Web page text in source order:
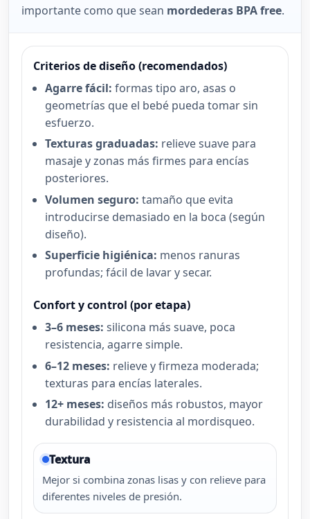
importante como que sean mordederas BPA free.
Criterios de diseño (recomendados)
Agarre fácil: formas tipo aro, asas o
geometrías que el bebé pueda tomar sin
esfuerzo.
Texturas graduadas: relieve suave para
masaje y zonas más firmes para encías
posteriores.
Volumen seguro: tamaño que evita
introducirse demasiado en la boca (según
diseño).
Superficie higiénica: menos ranuras
profundas; fácil de lavar y secar.
Confort y control (por etapa)
3–6 meses: silicona más suave, poca
resistencia, agarre simple.
6–12 meses: relieve y firmeza moderada;
texturas para encías laterales.
12+ meses: diseños más robustos, mayor
durabilidad y resistencia al mordisqueo.
Textura
Mejor si combina zonas lisas y con relieve para
diferentes niveles de presión.